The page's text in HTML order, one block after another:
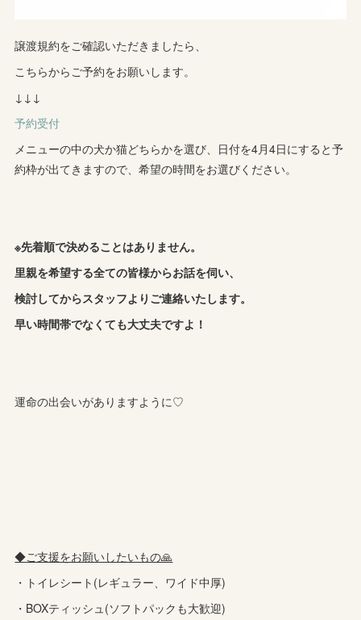
譲渡規約をご確認いただきましたら、
こちらからご予約をお願いします。
↓↓↓
予約受付
メニューの中の犬か猫どちらかを選び、日付を4月4日にすると予
約枠が出てきますので、希望の時間をお選びください。
※先着順で決めることはありません。
里親を希望する全ての皆様からお話を伺い、
検討してからスタッフよりご連絡いたします。
早い時間帯でなくても大丈夫ですよ！
運命の出会いがありますように♡
◆ご支援をお願いしたいもの🙏
・トイレシート(レギュラー、ワイド中厚)
・BOXティッシュ(ソフトパックも大歓迎)